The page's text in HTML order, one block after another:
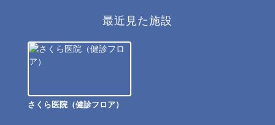
最近見た施設
さくら医院（健診フロア）